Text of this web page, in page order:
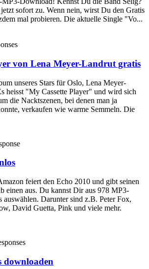
sofort zu. Wenn nein, wirst Du den Gratis
mal probieren. Die aktuelle Single "Vo...
von Lena Meyer-Landrut gratis
unseres Stars für Oslo, Lena Meyer-
heisst "My Cassette Player" und wird sich
die Nacktszenen, bei denen man ja
verkaufen wie warme Semmeln. Die
feiert den Echo 2010 und gibt seinen
einen aus. Du kannst Dir aus 978 MP3-
auswählen. Darunter sind z.B. Peter Fox,
David Guetta, Pink und viele mehr.
downloaden